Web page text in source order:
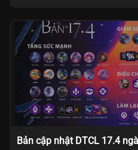
Bản cập nhật DTCL 17.4